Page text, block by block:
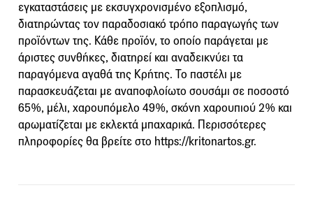
εγκαταστάσεις με εκσυγχρονισμένο εξοπλισμό,
διατηρώντας τον παραδοσιακό τρόπο παραγωγής των
προϊόντων της. Κάθε προϊόν, το οποίο παράγεται με
άριστες συνθήκες, διατηρεί και αναδεικνύει τα
παραγόμενα αγαθά της Κρήτης. Το παστέλι με
παρασκευάζεται με αναποφλοίωτο σουσάμι σε ποσοστό
65%, μέλι, χαρουπόμελο 49%, σκόνη χαρουπιού 2% και
αρωματίζεται με εκλεκτά μπαχαρικά. Περισσότερες
πληροφορίες θα βρείτε στο https://kritonartos.gr.